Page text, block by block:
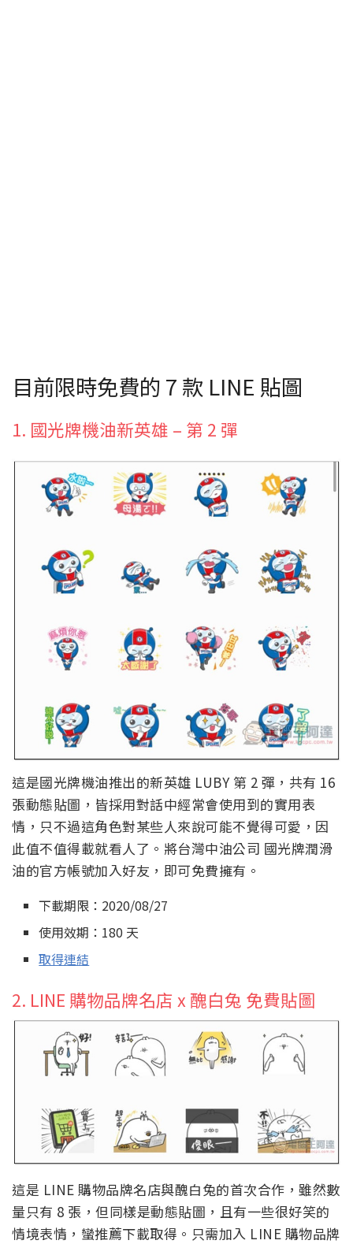
目前限時免費的 7 款 LINE 貼圖
1. 國光牌機油新英雄 – 第 2 彈
這是國光牌機油推出的新英雄 LUBY 第 2 彈，共有 16
張動態貼圖，皆採用對話中經常會使用到的實用表
情，只不過這角色對某些人來說可能不覺得可愛，因
此值不值得載就看人了。將台灣中油公司 國光牌潤滑
油的官方帳號加入好友，即可免費擁有。
下載期限：2020/08/27
使用效期：180 天
取得連結
2. LINE 購物品牌名店 x 醜白兔 免費貼圖
這是 LINE 購物品牌名店與醜白兔的首次合作，雖然數
量只有 8 張，但同樣是動態貼圖，且有一些很好笑的
情境表情，蠻推薦下載取得。只需加入 LINE 購物品牌